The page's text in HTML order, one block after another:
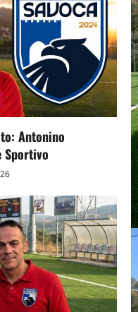
Antonino
Sportivo